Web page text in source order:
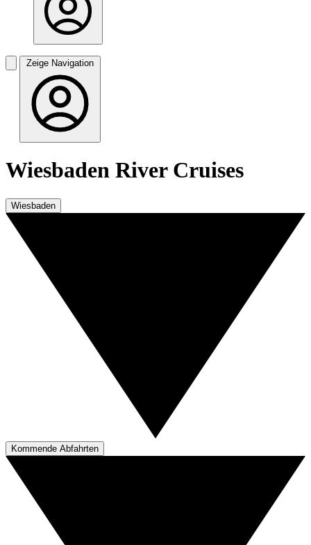
Zeige Navigation
Wiesbaden River Cruises
Wiesbaden
Kommende Abfahrten